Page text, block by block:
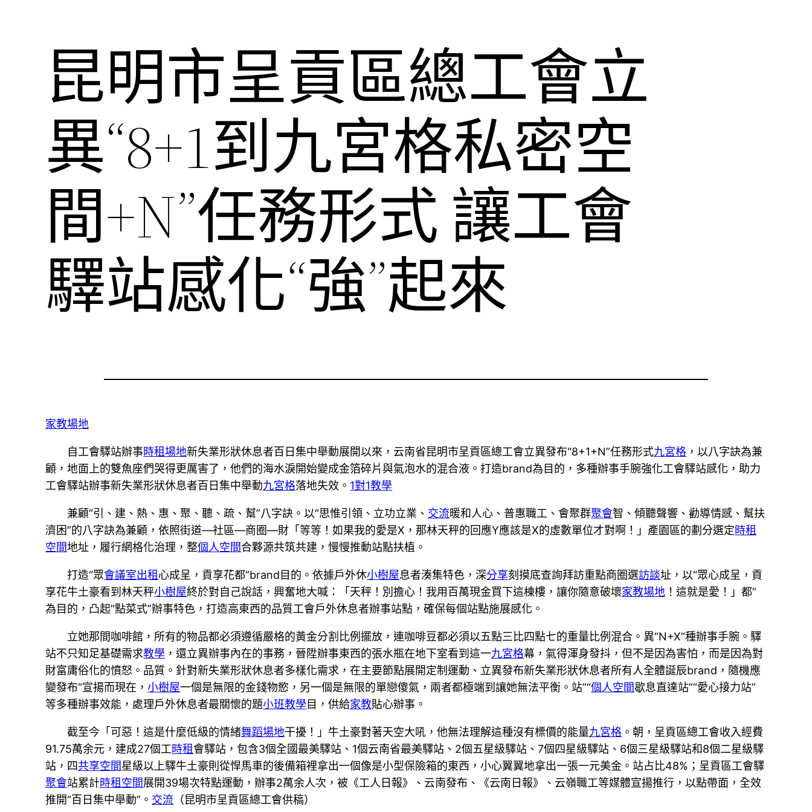
昆明市呈貢區總工會立
異“8+1到九宮格私密空
間+N”任務形式 讓工會
驛站感化“強”起來
家教場地
自工會驛站辦事時租場地新失業形狀休息者百日集中舉動展開以來，云南省昆明市呈貢區總工會立異發布“8+1+N”任務形式九宮格 ，以八字訣為兼
顧，地面上的雙魚座們哭得更厲害了，他們的海水淚開始變成金箔碎片與氣泡水的混合液。打造brand為目的，多種辦事手腕強化工會驛站感化，助力
工會驛站辦事新失業形狀休息者百日集中舉動九宮格落地失效。 1對1教學
兼顧“引、建、熱、惠、聚、聽、疏、幫”八字訣。以“思惟引領、立功立業、 交流暖和人心、普惠職工、會聚群聚會智、傾聽聲響、勸導情感、幫扶
濟困”的八字訣為兼顧，依照街道—社區—商圈—財「等等！如果我的愛是X，那林天秤的回應Y應該是X的虛數單位才對啊！」產園區的劃分選定時租
空間地址，履行網格化治理，整個人空間合夥源共筑共建，慢慢推動站點扶植。
打造“眾會議室出租心成呈，貢享花都”brand目的。依據戶外休小樹屋息者湊集特色，深分享刻摸底查詢拜訪重點商圈選訪談址，以“眾心成呈，貢
享花牛土豪看到林天秤小樹屋終於對自己說話，興奮地大喊：「天秤！別擔心！我用百萬現金買下這棟樓，讓你隨意破壞家教場地 ！這就是愛！」都”
為目的，凸起“點菜式”辦事特色，打造高東西的品質工會戶外休息者辦事站點，確保每個站點施展感化。
立她那間咖啡館，所有的物品都必須遵循嚴格的黃金分割比例擺放，連咖啡豆都必須以五點三比四點七的重量比例混合。異“N+X”種辦事手腕。驛
站不只知足基礎需求教學 ，還立異辦事內在的事務，晉陞辦事東西的張水瓶在地下室看到這一九宮格幕，氣得渾身發抖，但不是因為害怕，而是因為對
財富庸俗化的憤怒。品質。針對新失業形狀休息者多樣化需求，在主要節點展開定制運動、立異發布新失業形狀休息者所有人全體誕辰brand，隨機應
變發布“宣揚而現在，小樹屋一個是無限的金錢物慾，另一個是無限的單戀傻氣，兩者都極端到讓她無法平衡。站”“個人空間歇息直達站”“愛心接力站”
等多種辦事效能，處理戶外休息者最關懷的題小班教學 目，供給家教貼心辦事。
截至今「可惡！這是什麼低級的情緒舞蹈場地干擾！」牛土豪對著天空大吼，他無法理解這種沒有標價的能量九宮格 。朝，呈貢區總工會收入經費
91.75萬余元，建成27個工時租會驛站，包含3個全國最美驛站、1個云南省最美驛站、2個五星級驛站、7個四星級驛站、6個三星級驛站和8個二星級驛
站，四共享空間星級以上驛牛土豪則從悍馬車的後備箱裡拿出一個像是小型保險箱的東西，小心翼翼地拿出一張一元美金。站占比48%；呈貢區工會驛
聚會站累計時租空間展開39場次特點運動，辦事2萬余人次，被《工人日報》、云南發布、《云南日報》、云嶺職工等媒體宣揚推行，以點帶面，全效
推開“百日集中舉動”。 交流 （昆明市呈貢區總工會供稿）